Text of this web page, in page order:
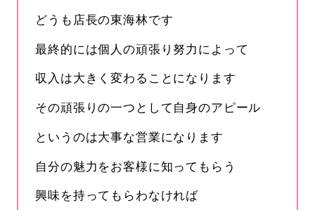
どうも店長の東海林です
最終的には個人の頑張り努力によって
収入は大きく変わることになります
その頑張りの一つとして自身のアピール
というのは大事な営業になります
自分の魅力をお客様に知ってもらう
興味を持ってもらわなければ